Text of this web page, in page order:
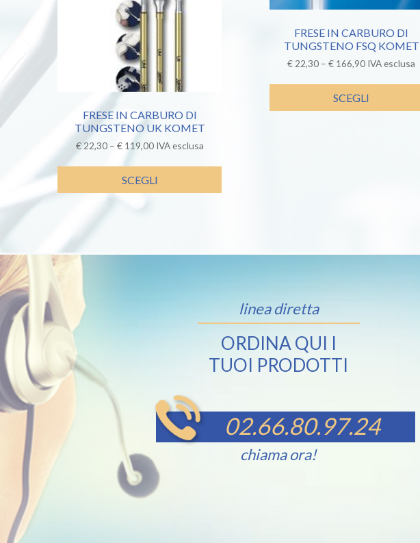
FRESE IN CARBURO DI
TUNGSTENO UK KOMET
€22,30– €119,00 IVA esclusa
SCEGLI
FRESE IN CARBURO DI
TUNGSTENO FSQ KOMET
€ 22,30 –€ 166,90 IVA esclusa
SCEGLI
linea diretta
ORDINA QUI I
TUOI PRODOTTI
02.66.80.97.24
chiama ora!